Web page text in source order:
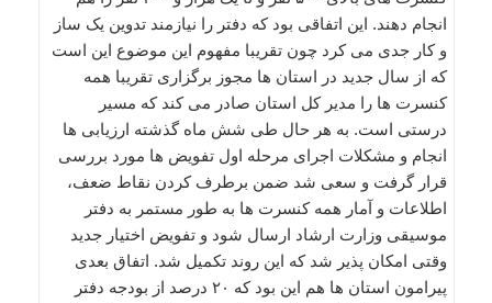
انجام دهند. این اتفاقی بود که دفتر را نیازمند تدوین یک ساز
و کار جدی می کرد چون تقریبا مفهوم این موضوع این است
که از سال جدید در استان ها مجوز برگزاری تقریبا همه
کنسرت ها را مدیر کل استان صادر می کند که مسیر
درستی است. به هر حال طی شش ماه گذشته ارزیابی ها
انجام و مشکلات اجرای مرحله اول تفویض ها مورد بررسی
قرار گرفت و سعی شد ضمن برطرف کردن نقاط ضعف،
اطلاعات و آمار همه کنسرت ها به طور مستمر به دفتر
موسیقی وزارت ارشاد ارسال شود و تفویض اختیار جدید
وقتی امکان پذیر شد که این روند تکمیل شد. اتفاق بعدی
پیرامون استان ها هم این بود که ۲۰ درصد از بودجه دفتر